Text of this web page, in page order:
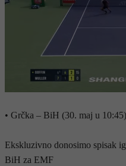
• Grčka – BiH (30. maj u
Ekskluzivno donosimo spisak
BiH za EMF